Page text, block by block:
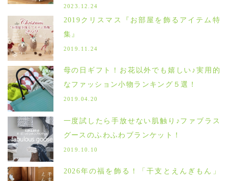
2023.12.24
2019クリスマス『お部屋を飾るアイテム特
集』
2019.11.24
母の日ギフト！お花以外でも嬉しい♪実用的
なファッション小物ランキング５選！
2019.04.20
一度試したら手放せない肌触り♪ファブラス
グースのふわふわブランケット！
2019.10.10
2026年の福を飾る！「干支とえんぎもん」